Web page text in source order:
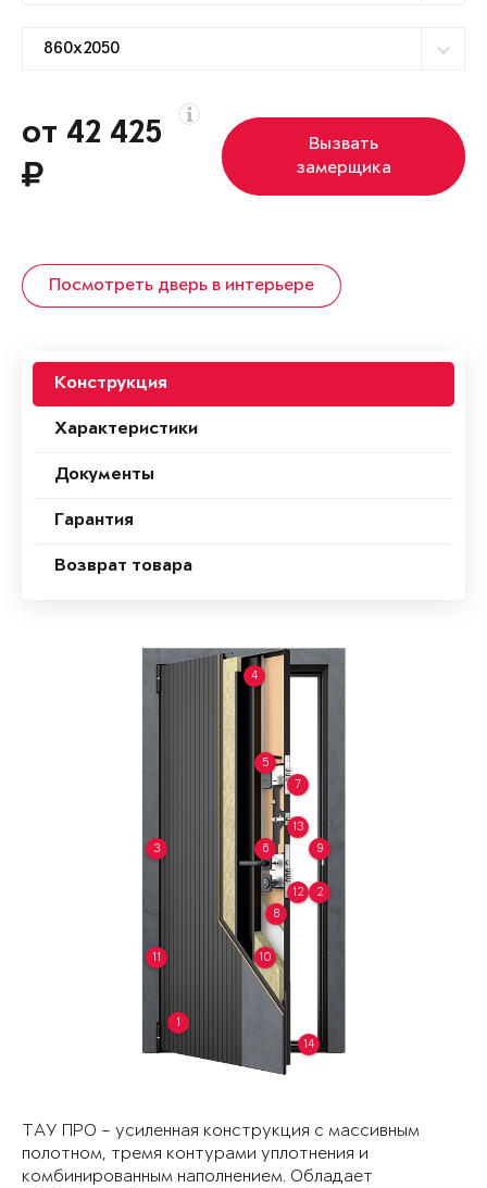
от 42 425
Вызвать
замерщика
Посмотреть дверь в интерьере
Конструкция
Характеристики
Документы
Гарантия
Возврат товара
1
2
3
4
5
6
7
8
9
10
11
12
13
14
ТАУ ПРО – усиленная конструкция с массивным
полотном, тремя контурами уплотнения и
комбинированным наполнением. Обладает